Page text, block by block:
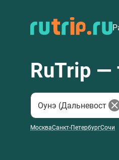
RuTrip —
МоскваСанкт-ПетербургСочи